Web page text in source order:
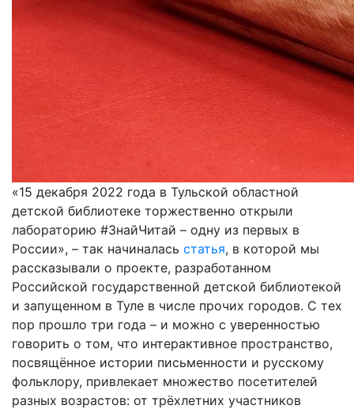
«15 декабря 2022 года в Тульской областной
детской библиотеке торжественно открыли
лабораторию #ЗнайЧитай – одну из первых в
России», – так начиналась статья, в которой мы
рассказывали о проекте, разработанном
Российской государственной детской библиотекой
и запущенном в Туле в числе прочих городов. С тех
пор прошло три года – и можно с уверенностью
говорить о том, что интерактивное пространство,
посвящённое истории письменности и русскому
фольклору, привлекает множество посетителей
разных возрастов: от трёхлетних участников